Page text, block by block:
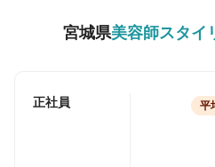
宮城県美容師スタイ
正社員 平